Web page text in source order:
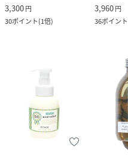
3,300円
30ポイント(1倍)
3,960円
36ポイント